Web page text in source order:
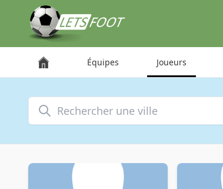
Équipes Joueurs
Rechercher une ville
Panneau de gestion des cookies